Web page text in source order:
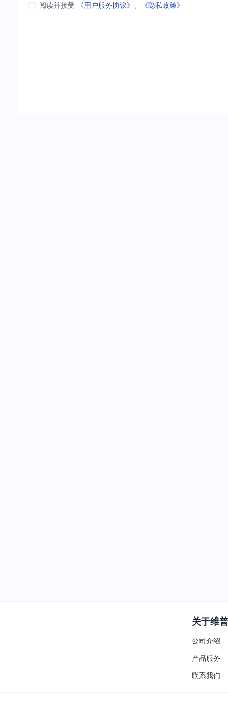
阅读并接受 《用户服务协议》 、 《隐私政策》
关于维普
公司介绍
产品服务
联系我们